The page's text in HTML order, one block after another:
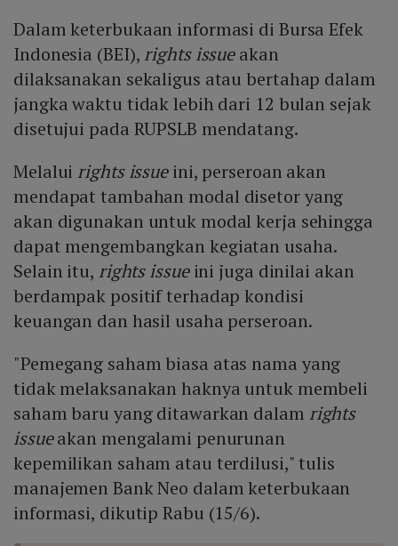
Dalam keterbukaan informasi di Bursa Efek
Indonesia (BEI), rights issueakan
dilaksanakan sekaligus atau bertahap dalam
jangka waktu tidak lebih dari 12 bulan sejak
disetujui pada RUPSLB mendatang.
Melalui rights issueini, perseroan akan
mendapat tambahan modal disetor yang
akan digunakan untuk modal kerja sehingga
dapat mengembangkan kegiatan usaha.
Selain itu, rights issueini juga dinilai akan
berdampak positif terhadap kondisi
keuangan dan hasil usaha perseroan.
"Pemegang saham biasa atas nama yang
tidak melaksanakan haknya untuk membeli
saham baru yang ditawarkan dalam rights
issueakan mengalami penurunan
kepemilikan saham atau terdilusi," tulis
manajemen Bank Neo dalam keterbukaan
informasi, dikutip Rabu (15/6).